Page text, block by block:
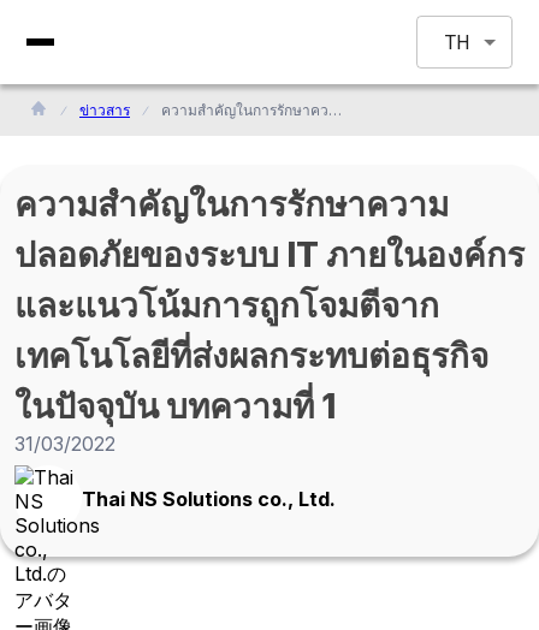
TH
ข่าวสาร ความสำคัญในการรักษาความปลอดภัยของระบบ IT ภายในองค์กรและแนวโน้มการถูกโจมตีจากเทคโนโลยีที่ส่งผลกระทบต่อธุรกิจในปัจจุบัน บทความที่ 1
ความสำคัญในการรักษาความ
ปลอดภัยของระบบ IT ภายในองค์กร
และแนวโน้มการถูกโจมตีจาก
เทคโนโลยีที่ส่งผลกระทบต่อธุรกิจ
ในปัจจุบัน บทความที่ 1
31/03/2022
Thai NS Solutions co., Ltd.